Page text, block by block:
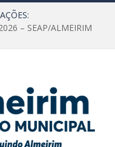
– SEAP/ALMEIRIM